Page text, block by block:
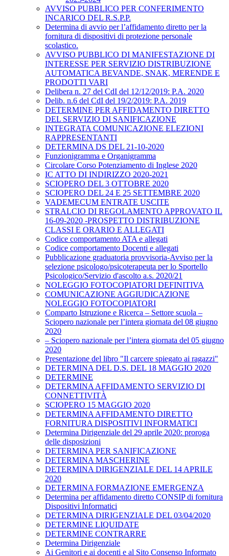
AVVISO PUBBLICO PER CONFERIMENTO
INCARICO DEL R.S.P.P.
Determina di avvio per l’affidamento diretto per la
fornitura di dispositivi di protezione personale
scolastico.
AVVISO PUBBLICO DI MANIFESTAZIONE DI
INTERESSE PER SERVIZIO DISTRIBUZIONE
AUTOMATICA BEVANDE, SNAK, MERENDE E
PRODOTTI VARI
Delibera n. 27 del CdI del 12/12/2019: P.A. 2020
Delib. n.6 del CdI del 19/2/2019: P.A. 2019
DETERMINE PER AFFIDAMENTO DIRETTO
DEL SERVIZIO DI SANIFICAZIONE
INTEGRATA COMUNICAZIONE ELEZIONI
RAPPRESENTANTI
DETERMINA DS DEL 21-10-2020
Funzionigramma e Organigramma
Circolare Corso Potenziamento di Inglese 2020
IC ATTO DI INDIRIZZO 2020-2021
SCIOPERO DEL 3 OTTOBRE 2020
SCIOPERO DEL 24 E 25 SETTEMBRE 2020
VADEMECUM ENTRATE USCITE
STRALCIO DI REGOLAMENTO APPROVATO IL
16-09-2020 -PROSPETTO DISTRIBUZIONE
CLASSI E ORARIO E ALLEGATI
Codice comportamento ATA e allegati
Codice comportamento Docenti e allegati
Pubblicazione graduatoria provvisoria-Avviso per la
selezione psicologo/psicoterapeuta per lo Sportello
Psicologico/Servizio d'ascolto a.s. 2020/21
NOLEGGIO FOTOCOPIATORI DEFINITIVA
COMUNICAZIONE AGGIUDICAZIONE
NOLEGGIO FOTOCOPIATORI
Comparto Istruzione e Ricerca – Settore scuola –
Sciopero nazionale per l’intera giornata del 08 giugno
2020
– Sciopero nazionale per l’intera giornata del 05 giugno
2020
Presentazione del libro "Il carcere spiegato ai ragazzi"
DETERMINA DEL D.S. DEL 18 MAGGIO 2020
DETERMINE
DETERMINA AFFIDAMENTO SERVIZIO DI
CONNETTIVITÀ
SCIOPERO 15 MAGGIO 2020
DETERMINA AFFIDAMENTO DIRETTO
FORNITURA DISPOSITIVI INFORMATICI
Determina Dirigenziale del 29 aprile 2020: proroga
delle disposizioni
DETERMINA PER SANIFICAZIONE
DETERMINA MASCHERINE
DETERMINA DIRIGENZIALE DEL 14 APRILE
2020
DETERMINA FORMAZIONE EMERGENZA
Determina per affidamento diretto CONSIP di fornitura
Dispositivi Informatici
DETERMINA DIRIGENZIALE DEL 03/04/2020
DETERMINE LIQUIDATE
DETERMINE CONTRARRE
Determina Dirigenziale
Ai Genitori e ai docenti e al Sito Consenso Informato